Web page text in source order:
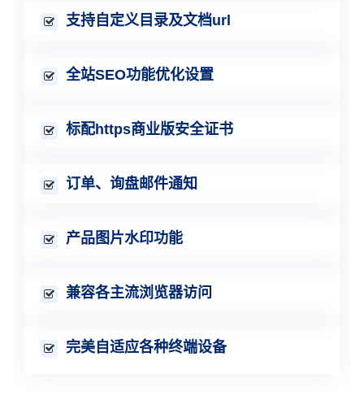
支持自定义目录及文档url
全站SEO功能优化设置
标配https商业版安全证书
订单、询盘邮件通知
产品图片水印功能
兼容各主流浏览器访问
完美自适应各种终端设备